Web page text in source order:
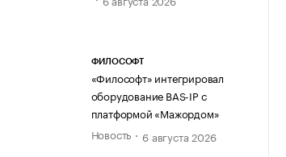
ФИЛОСОФТ
«Философт» интегрировал
оборудование BAS-IP с
платформой «Мажордом»
Новость
6 августа 2026